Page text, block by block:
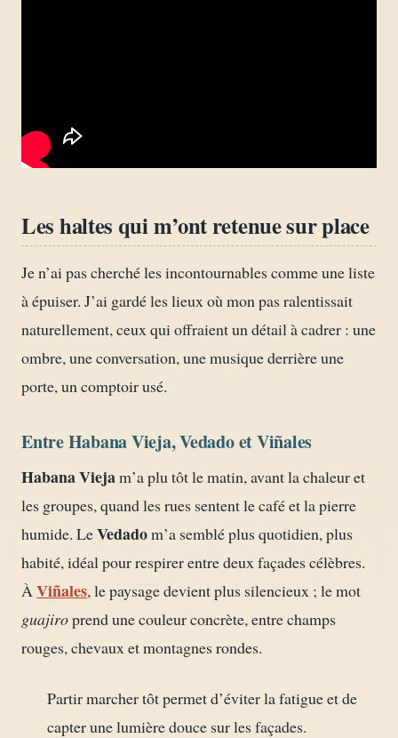
Les haltes qui m’ont retenue sur place
Je n’ai pas cherché les incontournables comme une liste
à épuiser. J’ai gardé les lieux où mon pas ralentissait
naturellement, ceux qui offraient un détail à cadrer : une
ombre, une conversation, une musique derrière une
porte, un comptoir usé.
Entre Habana Vieja, Vedado et Viñales
Habana Viejam’a plu tôt le matin, avant la chaleur et
les groupes, quand les rues sentent le café et la pierre
humide. LeVedadom’a semblé plus quotidien, plus
habité, idéal pour respirer entre deux façades célèbres.
ÀViñales, le paysage devient plus silencieux ; le mot
guajiroprend une couleur concrète, entre champs
rouges, chevaux et montagnes rondes.
Partir marcher tôt permet d’éviter la fatigue et de
capter une lumière douce sur les façades.